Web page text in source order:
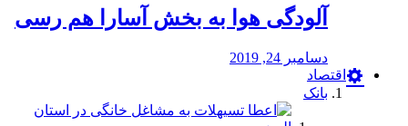
آلودگی هوا به بخش آسارا هم رسی
دسامبر 24, 2019
اقتصاد
بانک